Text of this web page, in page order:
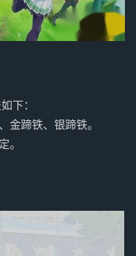
金蹄铁、银蹄铁。